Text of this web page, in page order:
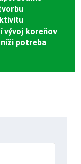
vývoj koreňov
potreba